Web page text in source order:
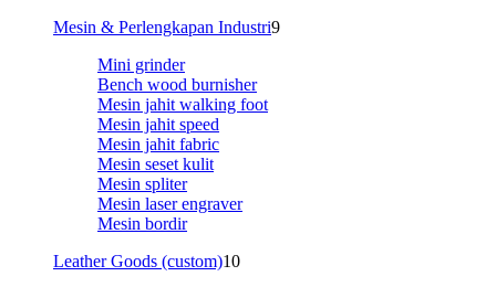
Mesin & Perlengkapan Industri9
Mini grinder
Bench wood burnisher
Mesin jahit walking foot
Mesin jahit speed
Mesin jahit fabric
Mesin seset kulit
Mesin spliter
Mesin laser engraver
Mesin bordir
Leather Goods (custom)10